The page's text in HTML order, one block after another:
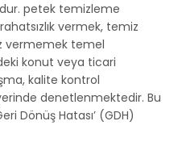
petek temizleme
vermek, temiz
vermemek temel
konut veya ticari
kalite kontrol
denetlenmektedir. Bu
Dönüş Hatası’ (GDH)